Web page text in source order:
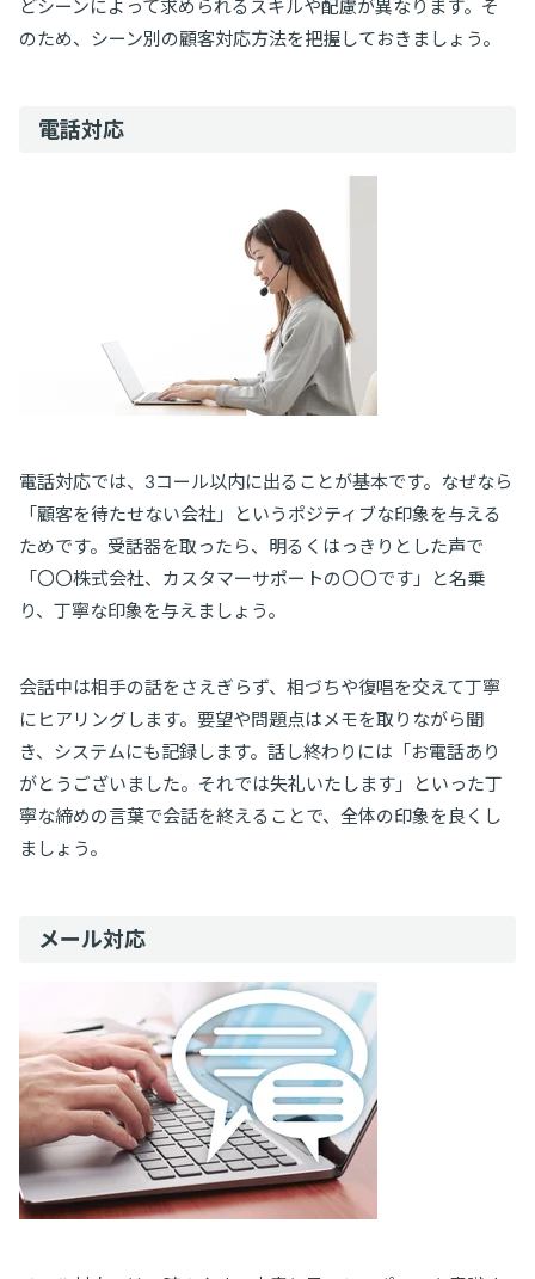
どシーンによって求められるスキルや配慮が異なります。そ
のため、シーン別の顧客対応方法を把握しておきましょう。
電話対応
電話対応では、3コール以内に出ることが基本です。なぜなら
「顧客を待たせない会社」というポジティブな印象を与える
ためです。受話器を取ったら、明るくはっきりとした声で
「〇〇株式会社、カスタマーサポートの〇〇です」と名乗
り、丁寧な印象を与えましょう。
会話中は相手の話をさえぎらず、相づちや復唱を交えて丁寧
にヒアリングします。要望や問題点はメモを取りながら聞
き、システムにも記録します。話し終わりには「お電話あり
がとうございました。それでは失礼いたします」といった丁
寧な締めの言葉で会話を終えることで、全体の印象を良くし
ましょう。
メール対応